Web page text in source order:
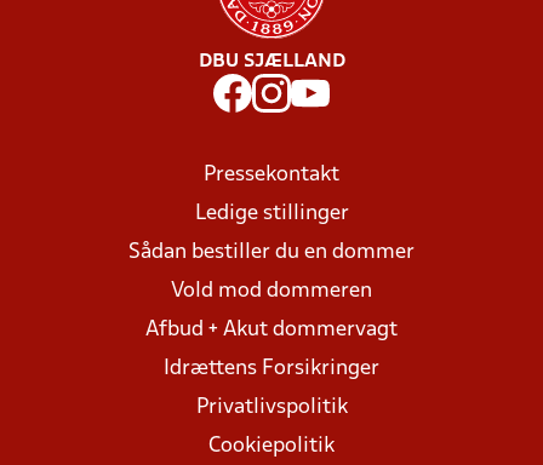
DBU SJÆLLAND
Pressekontakt
Ledige stillinger
Sådan bestiller du en dommer
Vold mod dommeren
Afbud + Akut dommervagt
Idrættens Forsikringer
Privatlivspolitik
Cookiepolitik